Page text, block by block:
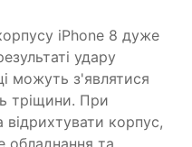
iPhone 8 дуже
удару
можуть з'являтися
тріщини. При
корпус,
обладнання та